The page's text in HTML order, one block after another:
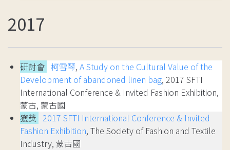
2017
研討會 柯雪琴, A Study on the Cultural Value of the
Development of abandoned linen bag, 2017 SFTI
International Conference & Invited Fashion Exhibition,
蒙古, 蒙古國
獲獎 2017 SFTI International Conference & Invited
Fashion Exhibition, The Society of Fashion and Textile
Industry, 蒙古國